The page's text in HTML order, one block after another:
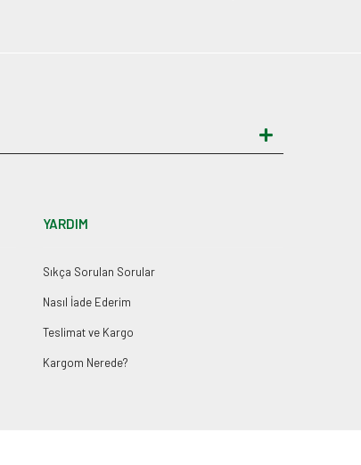
YARDIM
Sıkça Sorulan Sorular
Nasıl İade Ederim
Teslimat ve Kargo
Kargom Nerede?